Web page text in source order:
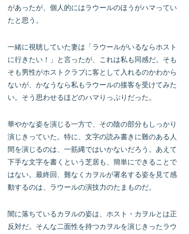
があったが、個人的にはラウールのほうがハマってい
たと思う。
一緒に視聴していた妻は「ラウールがいるならホスト
に行きたい！」と言ったが、これは私も同感だ。そも
そも男性がホストクラブに客として入れるのかわから
ないが、かなうなら私もラウールの接客を受けてみた
い。そう思わせるほどのハマりっぷりだった。
華やかな姿を演じる一方で、その陰の部分もしっかり
演じきっていた。特に、文字の読み書きに難のある人
間を演じるのは、一筋縄ではいかないだろう。あえて
下手な文字を書くという芝居も、簡単にできることで
はない。最終回、難なくカヲルが署名する姿を見て感
動するのは、ラウールの演技力のたまものだ。
闇に落ちているカヲルの姿は、ホスト・カヲルとは正
反対だ。そんな二面性を持つカヲルを演じきったラウ